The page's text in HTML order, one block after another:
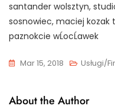
santander wolsztyn,
sosnowiec, maciej
paznokcie wĹocĹawek
Mar 15, 2018 Usługi/
About the Author